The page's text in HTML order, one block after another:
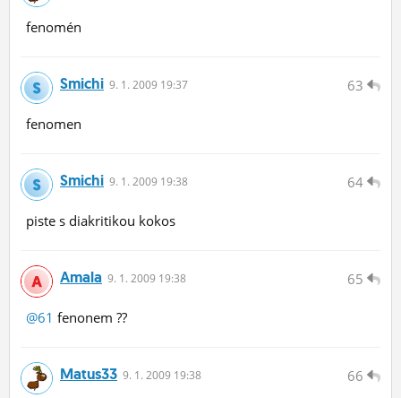
fenomén
63
Smichi 9. 1. 2009 19:37
fenomen
64
Smichi 9. 1. 2009 19:38
piste s diakritikou kokos
65
Amala 9. 1. 2009 19:38
@61 fenonem ??
66
Matus33 9. 1. 2009 19:38